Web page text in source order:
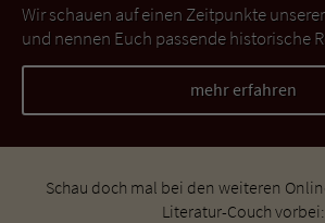
Wir schauen auf einen Zeitpunkte
und nennen Euch passende historische
mehr erfahren
Schau doch mal bei den weiteren
Literatur-Couch vorbei: